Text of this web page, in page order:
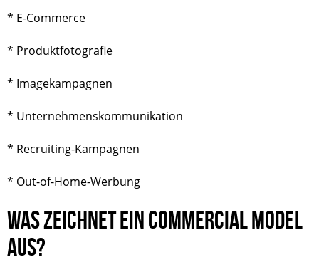
* E-Commerce
* Produktfotografie
* Imagekampagnen
* Unternehmenskommunikation
* Recruiting-Kampagnen
* Out-of-Home-Werbung
WAS ZEICHNET EIN COMMERCIAL MODEL
AUS?